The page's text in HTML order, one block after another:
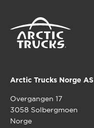
Arctic Trucks Norge AS
Overgangen 17
3058 Solbergmoen
Norge